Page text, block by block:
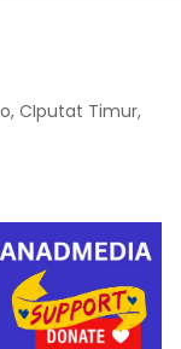
CIputat Timur,